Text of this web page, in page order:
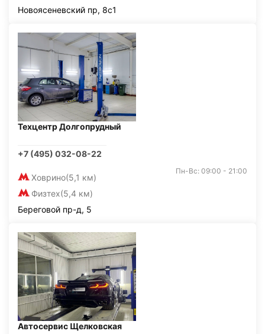
Новоясеневский пр, 8с1
Техцентр Долгопрудный
+7 (495) 032-08-22
Ховрино(5,1 км)
Физтех(5,4 км)
Пн-Вс: 09:00 - 21:00
Береговой пр-д, 5
Автосервис Щелковская